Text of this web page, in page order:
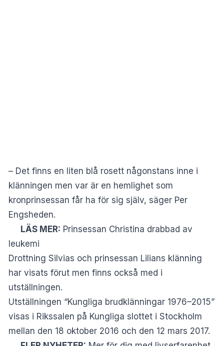
– Det finns en liten blå rosett någonstans inne i
klänningen men var är en hemlighet som
kronprinsessan får ha för sig själv, säger Per
Engsheden.
LÄS MER: Prinsessan Christina drabbad av
leukemi
Drottning Silvias och prinsessan Lilians klänning
har visats förut men finns också med i
utställningen.
Utställningen “Kungliga brudklänningar 1976–2015”
visas i Rikssalen på Kungliga slottet i Stockholm
mellan den 18 oktober 2016 och den 12 mars 2017.